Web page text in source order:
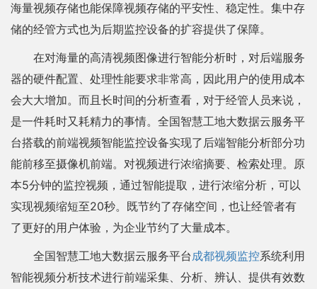
海量视频存储也能保障视频存储的平安性、稳定性。集中存
储的经管方式也为后期监控设备的扩容提供了保障。
在对海量的高清视频图像进行智能分析时，对后端服务
器的硬件配置、处理性能要求非常高，因此用户的使用成本
会大大增加。而且长时间的分析查看，对于经管人员来说，
是一件耗时又耗精力的事情。全国智慧工地大数据云服务平
台搭载的前端视频智能监控设备实现了后端智能分析部分功
能前移至摄像机前端。对视频进行浓缩摘要、检索处理。原
本5分钟的监控视频，通过智能提取，进行浓缩分析，可以
实现视频缩短至20秒。既节约了存储空间，也让经管者有
了更好的用户体验，为企业节约了大量成本。
全国智慧工地大数据云服务平台成都视频监控系统利用
智能视频分析技术进行前端采集、分析、辨认、提供有效数